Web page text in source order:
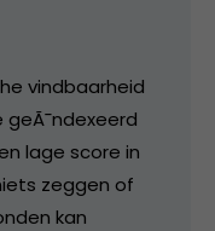
vindbaarheid
lage score in
zeggen of
kan